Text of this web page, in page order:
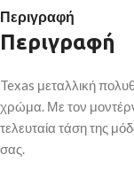
Περιγραφή
Περιγραφή
Texas μεταλλική
χρώμα. Με τον
τελευταία τάση της
σας.